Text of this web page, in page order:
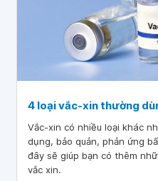
4 loại vắc-xin thường
Vắc-xin có nhiều loại khác
dụng, bảo quản, phản ứng
đây sẽ giúp bạn có thêm
vắc xin.